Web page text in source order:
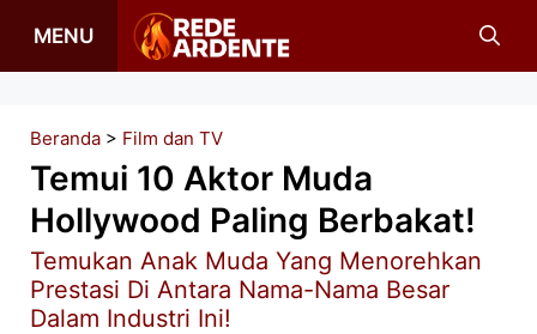
MENU
Beranda > Film dan TV
Temui 10 Aktor Muda
Hollywood Paling Berbakat!
Temukan Anak Muda Yang Menorehkan
Prestasi Di Antara Nama-Nama Besar
Dalam Industri Ini!